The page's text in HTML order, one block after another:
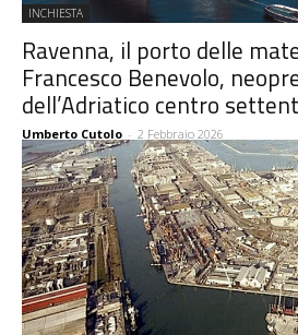
INCHIESTA
Ravenna, il porto delle
Francesco Benevolo,
dell’Adriatico centro
Umberto Cutolo - 2 Febbraio 2026